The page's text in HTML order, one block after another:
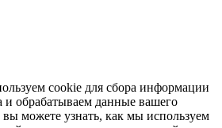
cookie для сбора информации
и обрабатываем данные вашего
вы можете узнать, как мы используем